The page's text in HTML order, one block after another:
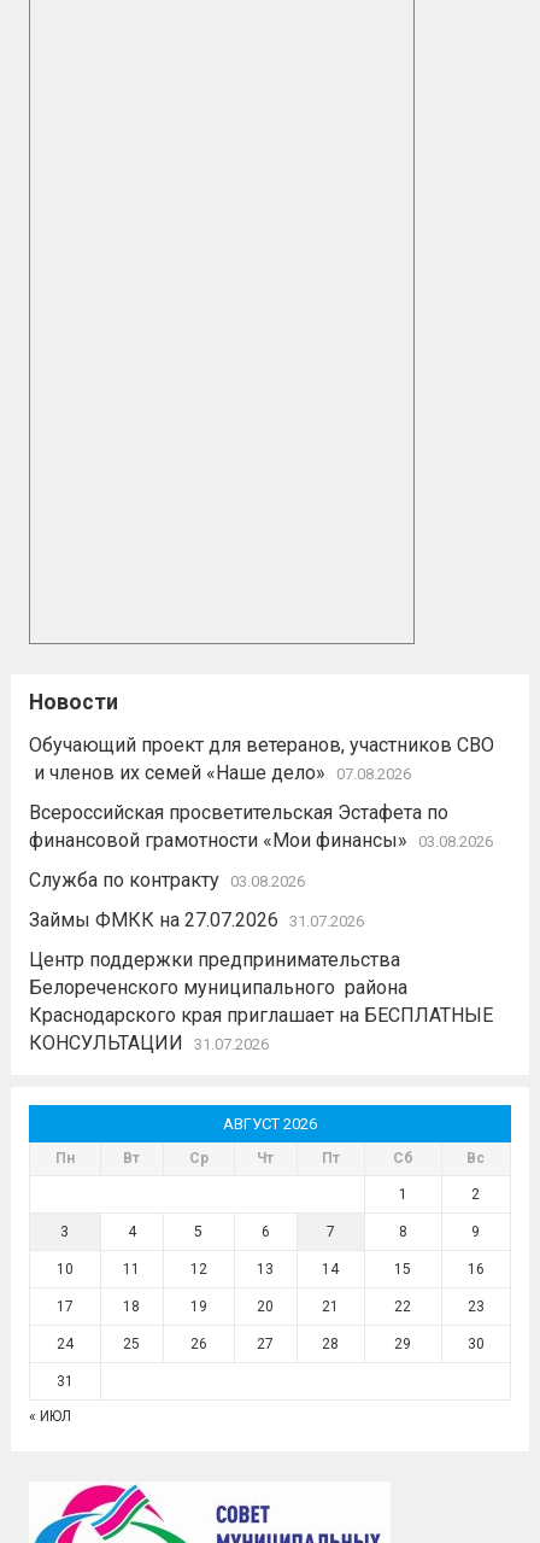
Новости
Обучающий проект для ветеранов, участников СВО
и членов их семей «Наше дело»
07.08.2026
Всероссийская просветительская Эстафета по
финансовой грамотности «Мои финансы»
03.08.2026
Служба по контракту 03.08.2026
Займы ФМКК на 27.07.2026 31.07.2026
Центр поддержки предпринимательства
Белореченского муниципального района
Краснодарского края приглашает на БЕСПЛАТНЫЕ
КОНСУЛЬТАЦИИ
31.07.2026
АВГУСТ 2026
Пн Вт Ср Чт Пт Сб Вс
1 2
3 4 5 6 7 8 9
10 11 12 13 14 15 16
17 18 19 20 21 22 23
24 25 26 27 28 29 30
31
« ИЮЛ